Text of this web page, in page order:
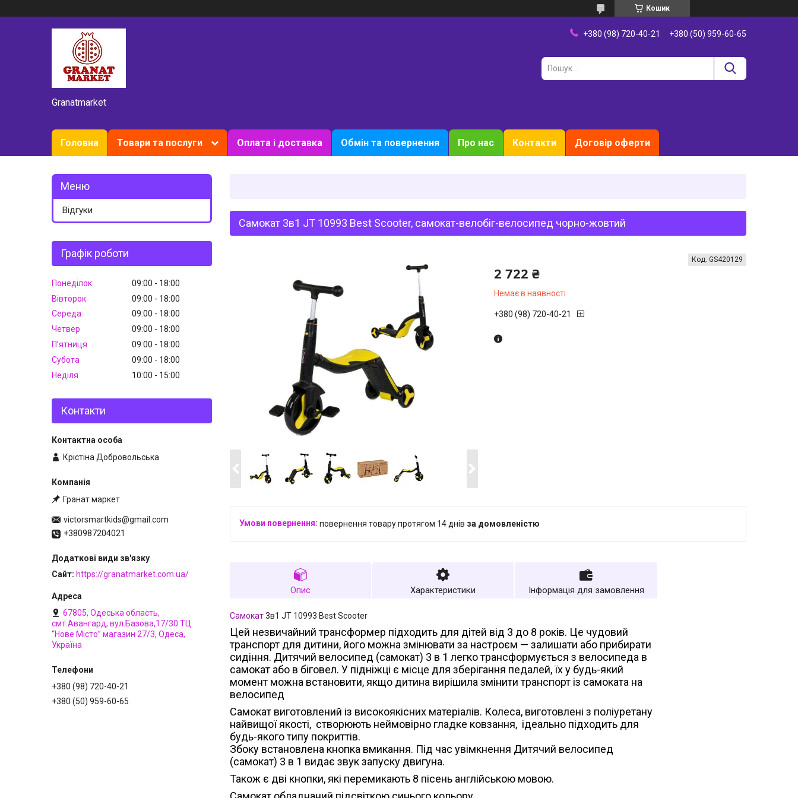
Кошик
Granatmarket
+380 (98) 720-40-21 +380 (50) 959-60-65
Головна Товари та послуги Оплата і доставка Обмін та повернення Про нас Контакти Договір оферти
Самокат 3в1 JT 10993 Best Scooter, самокат-велобіг-велосипед чорно-жовтий
2 722 ₴
Немає в наявності
Код: GS420129
+380 (98) 720-40-21
повернення товару протягом 14 днів за домовленістю
Опис Характеристики Інформація для замовлення
Самокат3в1 JT 10993 Best Scooter
Цей незвичайний трансформер підходить для дітей від 3 до 8 років. Це чудовий
транспорт для дитини, його можна змінювати за настроєм — залишати або прибирати
сидіння. Дитячий велосипед (самокат) 3 в 1 легко трансформується з велосипеда в
самокат або в біговел. У підніжці є місце для зберігання педалей, їх у будь-який
момент можна встановити, якщо дитина вирішила змінити транспорт із самоката на
велосипед
Самокат виготовлений із високоякісних матеріалів. Колеса, виготовлені з поліуретану
найвищої якості, створюють неймовірно гладке ковзання, ідеально підходить для
будь-якого типу покриттів.
Збоку встановлена кнопка вмикання. Під час увімкнення Дитячий велосипед
(самокат) 3 в 1 видає звук запуску двигуна.
Також є дві кнопки, які перемикають 8 пісень англійською мовою.
Відгуки
Графік роботи
Понеділок 09:00
18:00
Вівторок
09:00
18:00
Середа
09:00
18:00
Четвер
09:00
18:00
Пʼятниця
09:00
18:00
Субота
09:00
18:00
Неділя
10:00 15:00
Контакти
Крістіна Добровольська
Гранат маркет
victorsmartkids@gmail.com
+380987204021
Сайт https://granatmarket.com.ua/
67805, Одеська область,
смт.Авангард, вул.Базова,17/30 ТЦ
“Нове Місто” магазин 27/3, Одеса,
Україна
+380 (98) 720-40-21
+380 (50) 959-60-65